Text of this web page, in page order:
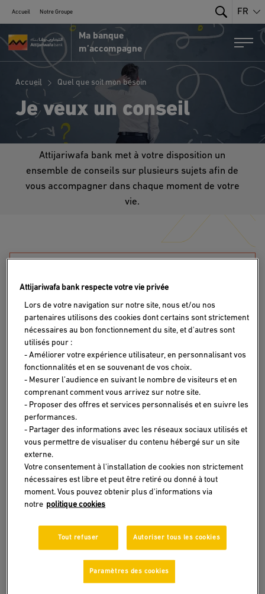
Accueil Notre Groupe
Search
FR
Portail MRE par Attijariwafa Bank
Ma banque
m’accompagne
Accueil Quel que soit mon besoin
Je veux un conseil
Attijariwafa bank met à votre disposition un
ensemble de conseils sur plusieurs sujets afin de
vous accompagner dans chaque moment de votre
vie.
APPLIQUER
RÉINITIALISER
ENTREPRENEURIAT AU MAROC
Entreprendre ou investir au Maroc : vers
quoi devrais-je me tourner ?
Le Maroc se transforme rapidement en une
Attijariwafa bank respecte votre vie privée
Lors de votre navigation sur notre site, nous et/ou nos
partenaires utilisons des cookies dont certains sont strictement
nécessaires au bon fonctionnement du site, et d'autres sont
utilisés pour :
- Améliorer votre expérience utilisateur, en personnalisant vos
fonctionnalités et en se souvenant de vos choix.
- Mesurer l’audience en suivant le nombre de visiteurs et en
comprenant comment vous arrivez sur notre site.
- Proposer des offres et services personnalisés et en suivre les
performances.
- Partager des informations avec les réseaux sociaux utilisés et
vous permettre de visualiser du contenu hébergé sur un site
externe.
Votre consentement à l'installation de cookies non strictement
nécessaires est libre et peut être retiré ou donné à tout
moment. Vous pouvez obtenir plus d'informations via
notre politique cookies
Tout refuser Autoriser tous les cookies
Paramètres des cookies